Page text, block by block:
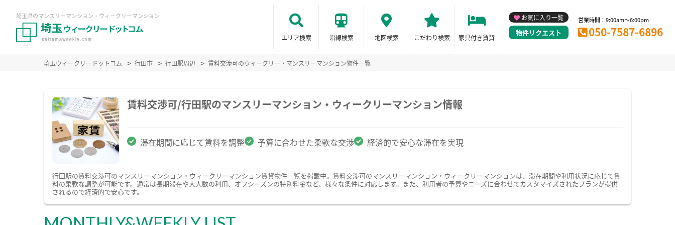
埼玉県のマンスリーマンション・ウィークリーマンション
エリア検索 沿線検索 地図検索 こだわり検索 家具付き賃貸
お気に入り一覧
物件リクエスト
営業時間：9:00am～6:00pm
050-7587-6896
埼玉ウィークリードットコム 行田市 行田駅周辺 賃料交渉可のウィークリー・マンスリーマンション物件一覧
賃料交渉可/行田駅のマンスリーマンション・ウィークリーマンション情報
滞在期間に応じて賃料を調整 予算に合わせた柔軟な交渉 経済的で安心な滞在を実現
行田駅の賃料交渉可のマンスリーマンション・ウィークリーマンション賃貸物件一覧を掲載中。賃料交渉可のマンスリーマンション・ウィークリーマンションは、滞在期間や利用状況に応じて賃
料の柔軟な調整が可能です。通常は長期滞在や大人数の利用、オフシーズンの特別料金など、様々な条件に対応します。また、利用者の予算やニーズに合わせてカスタマイズされたプランが提供
されるので経済的で安心です。